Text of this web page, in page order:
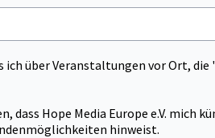
ich über Veranstaltungen vor Ort, die
dass Hope Media Europe e.V. mich
hinweist.